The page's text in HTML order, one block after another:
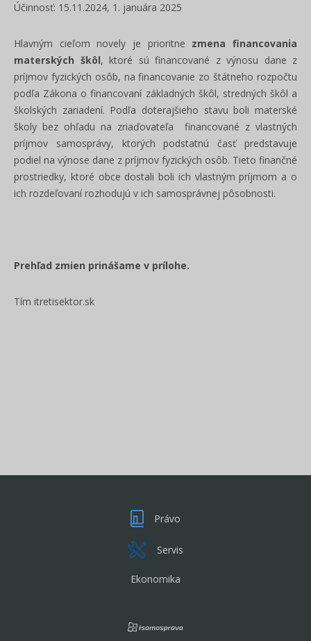
Účinnosť: 15.11.2024, 1. januára 2025
Hlavným cieľom novely je prioritne zmena financovania
materských škôl, ktoré sú financované z výnosu dane z
príjmov fyzických osôb, na financovanie zo štátneho rozpočtu
podľa Zákona o financovaní základných škôl, stredných škôl a
školských zariadení. Podľa doterajšieho stavu boli materské
školy bez ohľadu na zriaďovateľa financované z vlastných
príjmov samosprávy, ktorých podstatnú časť predstavuje
podiel na výnose dane z príjmov fyzických osôb. Tieto finančné
prostriedky, ktoré obce dostali boli ich vlastným príjmom a o
ich rozdeľovaní rozhodujú v ich samosprávnej pôsobnosti.
Prehľad zmien prinášame v prílohe.
Tím itretisektor.sk
Právo
Servis
Ekonomika